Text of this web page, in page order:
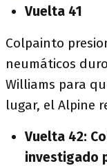
Vuelta 41
Colpainto
neumáticos
Williams para
lugar, el Alpine
Vuelta 42:
investigado